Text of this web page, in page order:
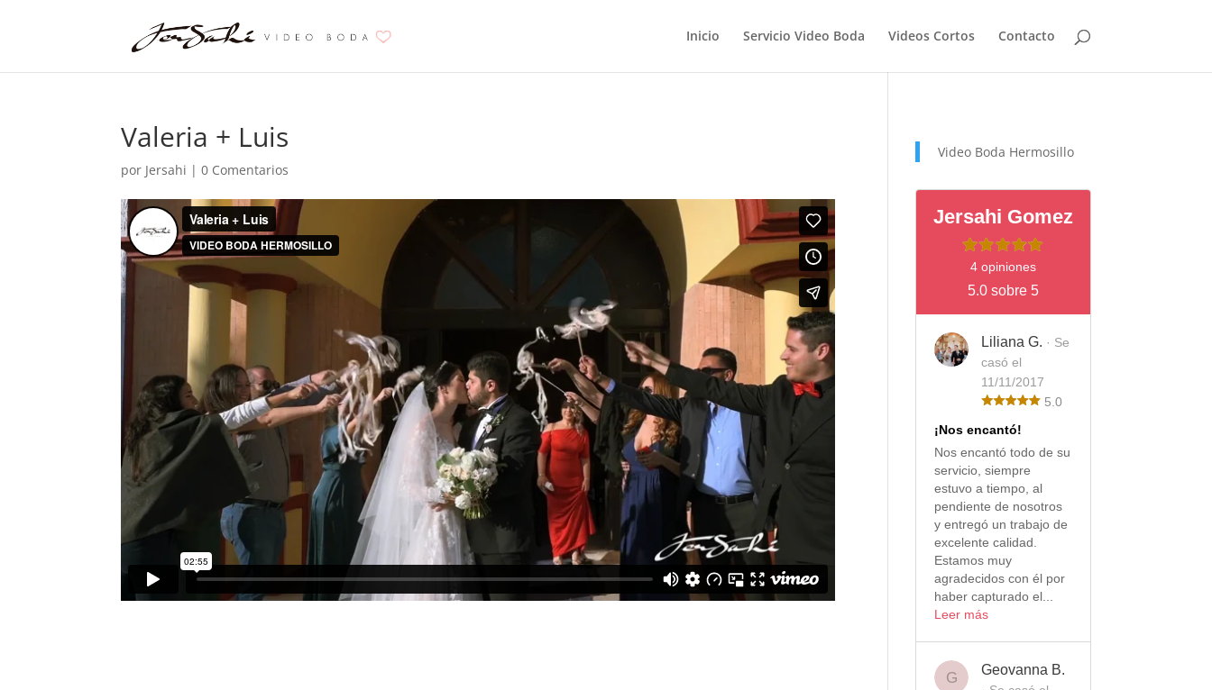
Inicio Servicio Video Boda Videos Cortos Contacto
Valeria + Luis
por Jersahi |0 Comentarios
Video Boda Hermosillo
Jersahi Gomez
4 opiniones
5.0 sobre 5
Liliana G. · Se
casó el
11/11/2017
5.0
¡Nos encantó!
Nos encantó todo de su
servicio, siempre
estuvo a tiempo, al
pendiente de nosotros
y entregó un trabajo de
excelente calidad.
Estamos muy
agradecidos con él por
haber capturado el...
Leer más
G Geovanna B.